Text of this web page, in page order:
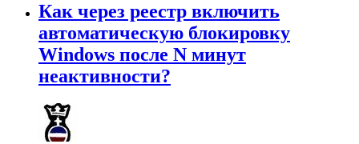
Как через реестр включить
автоматическую блокировку
Windows после N минут
неактивности?